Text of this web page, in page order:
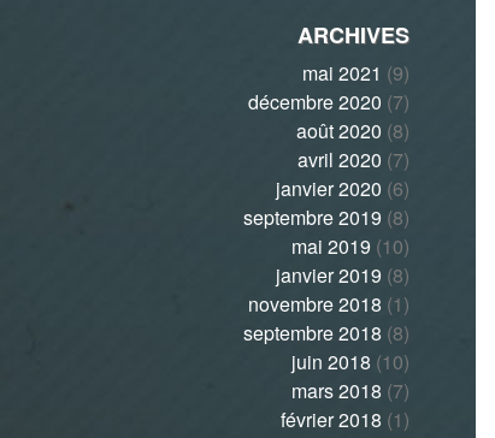
ARCHIVES
mai 2021 (9)
décembre 2020 (7)
août 2020 (8)
avril 2020 (7)
janvier 2020 (6)
septembre 2019 (8)
mai 2019 (10)
janvier 2019 (8)
novembre 2018 (1)
septembre 2018 (8)
juin 2018 (10)
mars 2018 (7)
février 2018 (1)